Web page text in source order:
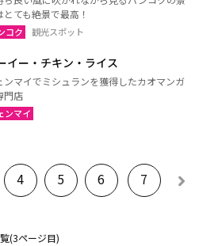
とても絶景で最高！
コク 観光スポット
イー・チキン・ライス
ンマイでミシュランを獲得したカオマンガ
門店
ンマイ
4 5 6 7
(3ページ目)